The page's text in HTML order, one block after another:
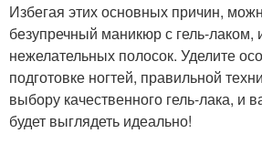
Избегая этих основных причин,
безупречный маникюр с гель-
нежелательных полосок. Уделите
подготовке ногтей, правильной
выбору качественного гель-лака, и
будет выглядеть идеально!